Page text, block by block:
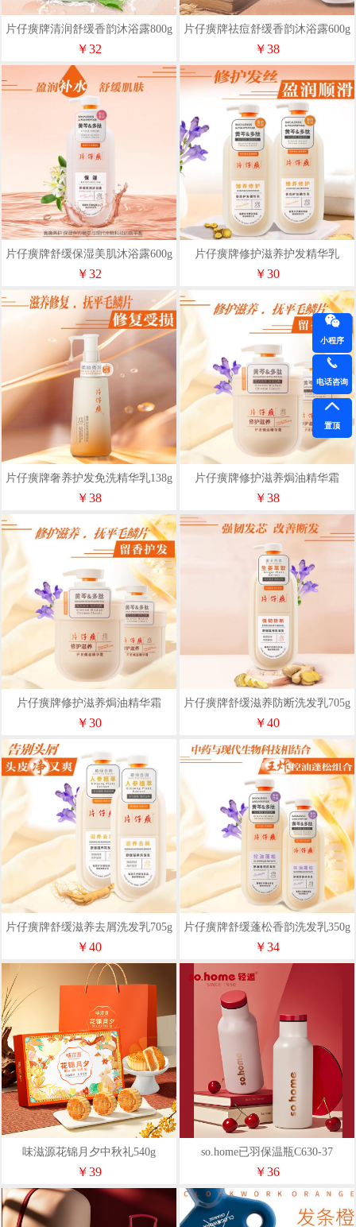
片仔癀牌清润舒缓香韵沐浴露800g
￥32
片仔癀牌祛痘舒缓香韵沐浴露600g
￥38
片仔癀牌舒缓保湿美肌沐浴露600g
￥32
片仔癀牌修护滋养护发精华乳
580ml
￥30
片仔癀牌奢养护发免洗精华乳138g
￥38
片仔癀牌修护滋养焗油精华霜
800ml
￥38
片仔癀牌修护滋养焗油精华霜
500ml
￥30
片仔癀牌舒缓滋养防断洗发乳705g
￥40
片仔癀牌舒缓滋养去屑洗发乳705g
￥40
片仔癀牌舒缓蓬松香韵洗发乳350g
￥34
味滋源花锦月夕中秋礼540g
￥39
so.home已羽保温瓶C630-37
￥36
小程序
电话咨询
置顶